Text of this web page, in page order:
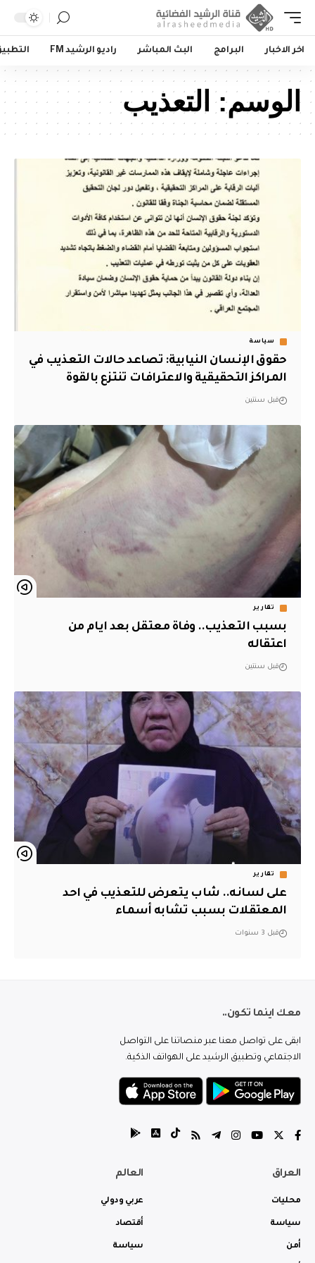
اخر الاخبار البرامج البث المباشر راديو الرشيد FM
الوسم: التعذيب
سياسة
حقوق الإنسان النيابية: تصاعد حالات التعذيب في
المراكز التحقيقية والاعترافات تنتزع بالقوة
قبل سنتين
تقارير
بسبب التعذيب.. وفاة معتقل بعد ايام من
اعتقاله
قبل سنتين
تقارير
على لسانه.. شاب يتعرض للتعذيب في احد
المعتقلات بسبب تشابه أسماء
قبل 3 سنوات
معك اينما تكون..
ابقى على تواصل معنا عبر منصاتنا على التواصل
الاجتماعي وتطبيق الرشيد على الهواتف الذكية.
العراق
محليات
سياسة
أمن
العالم
عربي ودولي
أقتصاد
سياسة